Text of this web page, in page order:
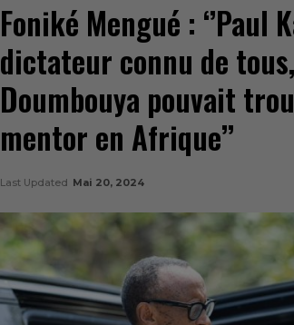
Foniké Mengué : ‘’Paul
dictateur connu de
Doumbouya pouvait
mentor en Afrique’’
Last Updated Mai 20, 2024